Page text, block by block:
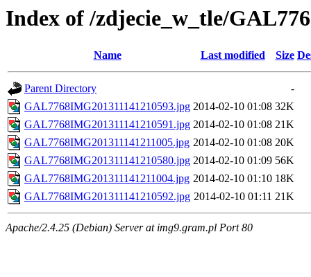
Index of /zdjecie_w_tle/
Name Last modified Size
Parent Directory
-
GAL7768IMG201311141210593.jpg 2014-02-10 01:08 32K
GAL7768IMG201311141210591.jpg 2014-02-10 01:08 21K
GAL7768IMG201311141211005.jpg 2014-02-10 01:08 20K
GAL7768IMG201311141210580.jpg 2014-02-10 01:09 56K
GAL7768IMG201311141211004.jpg 2014-02-10 01:10 18K
GAL7768IMG201311141210592.jpg 2014-02-10 01:11 21K
Apache/2.4.25 (Debian) Server at img9.gram.pl Port 80